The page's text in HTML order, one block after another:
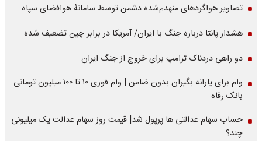
تصاویر هواگردهای منهدم‌شده دشمن توسط سامانۀ هوافضای سپاه
هشدار پانتا درباره جنگ با ایران/ آمریکا در برابر چین تضعیف شده
دو راهی دردناک ترامپ برای خروج از جنگ ایران
وام برای یارانه بگیران بدون ضامن | وام فوری ۱۰ تا ۱۰۰ میلیون تومانی
بانک رفاه
حساب سهام عدالتی ها پرپول شد| قیمت روز سهام عدالت یک میلیونی
چند؟